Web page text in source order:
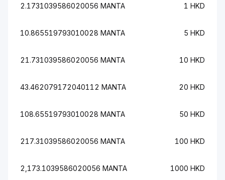
2.1731039586020056 MANTA 1 HKD
10.865519793010028 MANTA 5 HKD
21.731039586020056 MANTA 10 HKD
43.462079172040112 MANTA 20 HKD
108.65519793010028 MANTA 50 HKD
217.31039586020056 MANTA 100 HKD
2,173.1039586020056 MANTA 1000 HKD